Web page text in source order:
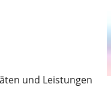
und Leistungen